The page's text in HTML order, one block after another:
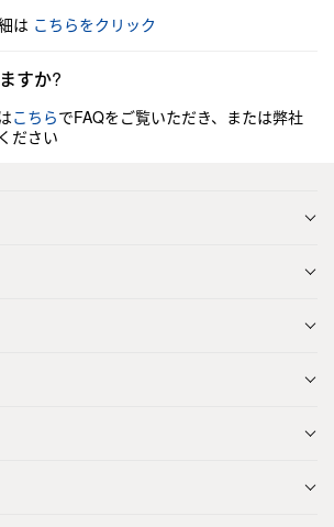
は こちらをクリック
すか?
こちらでFAQをご覧いただき、または弊社
ださい